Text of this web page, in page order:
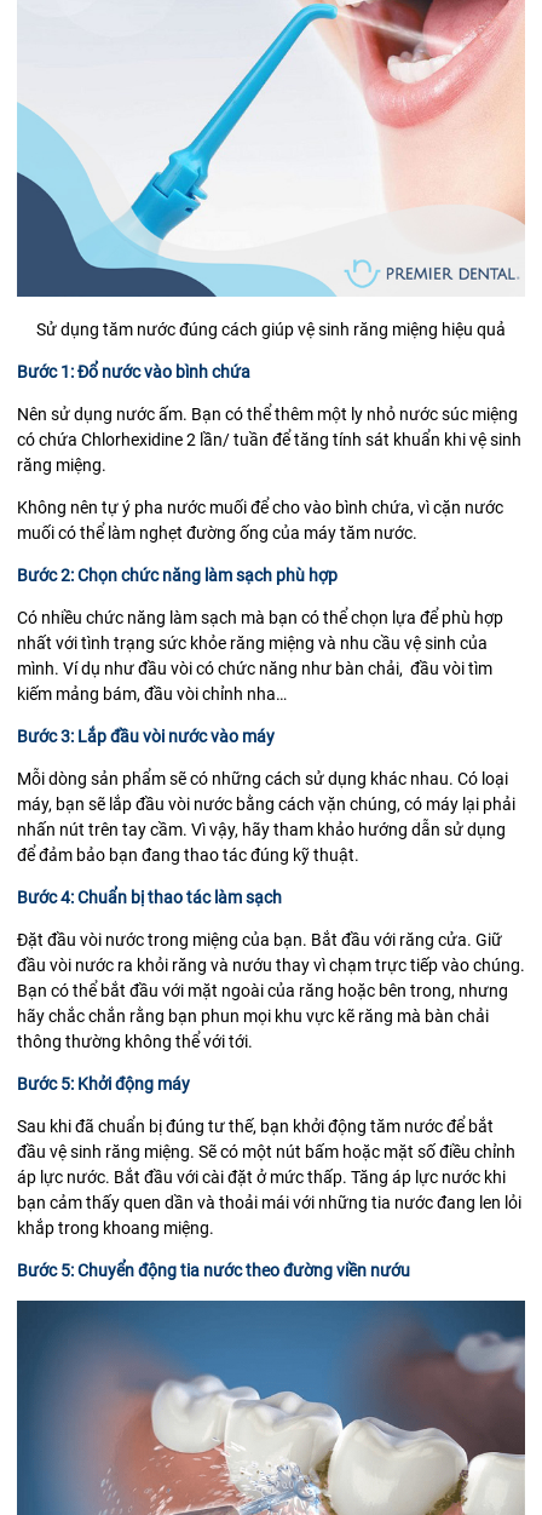
Sử dụng tăm nước đúng cách giúp vệ sinh răng miệng hiệu quả
Bước 1: Đổ nước vào bình chứa
Nên sử dụng nước ấm. Bạn có thể thêm một ly nhỏ nước súc miệng
có chứa Chlorhexidine2 lần/ tuần để tăng tính sát khuẩn khivệ sinh
răng miệng.
Không nên tự ý pha nước muối để cho vào bình chứa, vì cặn nước
muối có thể làm nghẹt đường ống của máy tăm nước.
Bước 2: Chọn chức năng làm sạch phù hợp
Có nhiều chức năng làm sạch mà bạn có thể chọn lựa để phù hợp
nhất với tình trạng sức khỏe răng miệng và nhu cầu vệ sinh của
mình. Ví dụ như đầu vòi có chức năng như bàn chải, đầu vòi tìm
kiếm mảng bám, đầu vòi chỉnh nha…
Bước 3: Lắp đầu vòi nước vào máy
Mỗi dòng sản phẩm sẽ có những cách sử dụng khác nhau. Có loại
máy, bạn sẽ lắp đầu vòi nước bằng cách vặn chúng, có máy lại phải
nhấn nút trên tay cầm. Vì vậy, hãy tham khảo hướng dẫn sử dụng
để đảm bảo bạn đang thao tác đúng kỹ thuật.
Bước 4: Chuẩn bị thao tác làm sạch
Đặt đầu vòi nước trong miệng của bạn. Bắt đầu với răng cửa. Giữ
đầu vòi nước ra khỏi răng và nướu thay vì chạm trực tiếp vào chúng.
Bạn có thể bắt đầu với mặt ngoài của răng hoặc bên trong, nhưng
hãy chắc chắn rằng bạn phun mọi khu vực kẽ răng mà bàn chải
thông thường không thể với tới.
Bước 5: Khởi động máy
Sau khi đã chuẩn bị đúng tư thế, bạn khởi động tăm nước để bắt
đầu vệ sinh răng miệng. Sẽ có một nút bấm hoặc mặt số điều chỉnh
áp lực nước. Bắt đầu với cài đặt ở mức thấp. Tăng áp lực nước khi
bạn cảm thấy quen dần và thoải mái với những tia nước đang len lỏi
khắp trong khoang miệng.
Bước 5: Chuyển động tia nước theo đường viền nướu